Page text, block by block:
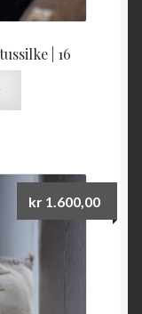
| 16
kr 1.600,00